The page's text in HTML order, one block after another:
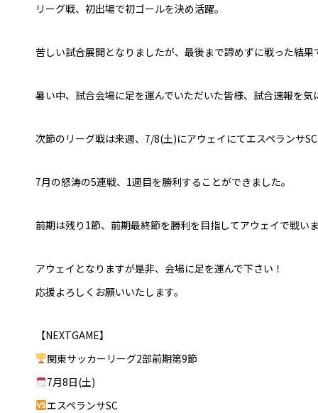
リーグ戦、初出場で初ゴールを決め活躍。
苦しい試合展開となりましたが、最後まで諦めずに戦った結果
暑い中、試合会場に足を運んでいただいた皆様、試合速報を
次節のリーグ戦は来週、7/8(土)にアウェイにてエスペランサ
7月の怒涛の5連戦、1週目を勝利することができました。
前期は残り1節、前期最終節を勝利を目指してアウェイで戦い
アウェイとなりますが是非、会場に足を運んで下さい！
応援よろしくお願いいたします。
【NEXTGAME】
関東サッカーリーグ2部前期第9節
7月8日(土)
エスペランサSC